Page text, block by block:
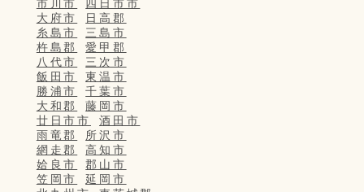
市川市
四日市市
大府市
日高郡
糸島市
三島市
杵島郡
愛甲郡
八代市
三次市
飯田市
東温市
勝浦市
千葉市
大和郡
藤岡市
廿日市市
酒田市
雨竜郡
所沢市
網走郡
高知市
姶良市
郡山市
笠岡市
延岡市